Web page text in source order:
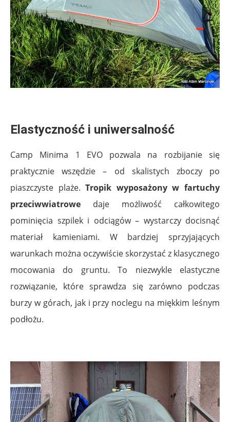
Elastyczność i uniwersalność
Camp Minima 1 EVO pozwala na rozbijanie się
praktycznie wszędzie – od skalistych zboczy po
piaszczyste plaże.Tropik wyposażony w fartuchy
przeciwwiatrowe daje możliwość całkowitego
pominięcia szpilek i odciągów – wystarczy docisnąć
materiał kamieniami. W bardziej sprzyjających
warunkach można oczywiście skorzystać z klasycznego
mocowania do gruntu. To niezwykle elastyczne
rozwiązanie, które sprawdza się zarówno podczas
burzy w górach, jak i przy noclegu na miękkim leśnym
podłożu.